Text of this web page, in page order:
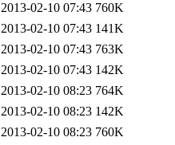
2013-02-10 07:43 760K
2013-02-10 07:43 141K
2013-02-10 07:43 763K
2013-02-10 07:43 142K
2013-02-10 08:23 764K
2013-02-10 08:23 142K
2013-02-10 08:23 760K